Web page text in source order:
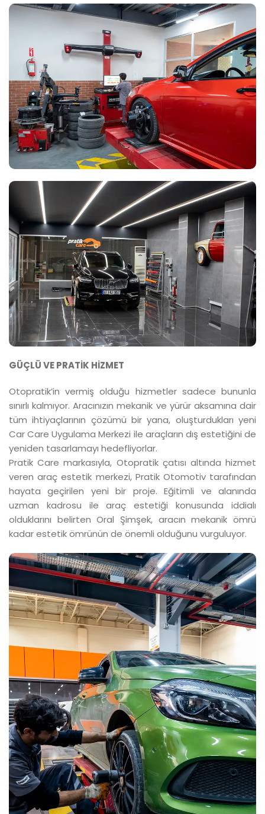
GÜÇLÜ VE PRATİK HİZMET
Otopratik’in vermiş olduğu hizmetler sadece bununla
sınırlı kalmıyor. Aracınızın mekanik ve yürür aksamına dair
tüm ihtiyaçlarının çözümü bir yana, oluşturdukları yeni
Car Care Uygulama Merkezi ile araçların dış estetiğini de
yeniden tasarlamayı hedefliyorlar.
Pratik Care markasıyla, Otopratik çatısı altında hizmet
veren araç estetik merkezi, Pratik Otomotiv tarafından
hayata geçirilen yeni bir proje. Eğitimli ve alanında
uzman kadrosu ile araç estetiği konusunda iddialı
olduklarını belirten Oral Şimşek, aracın mekanik ömrü
kadar estetik ömrünün de önemli olduğunu vurguluyor.